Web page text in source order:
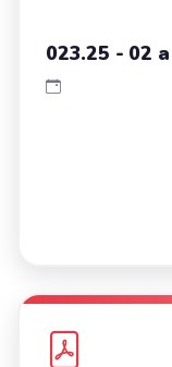
023.25 - 02